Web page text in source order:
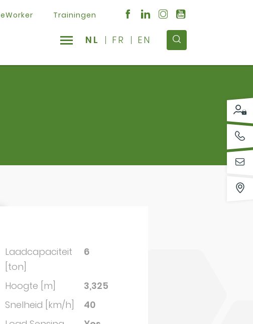
eWorker Trainingen
NL FR EN
Laadcapaciteit
[ton]
6
Hoogte [m]
3,325
Snelheid [km/h]
40